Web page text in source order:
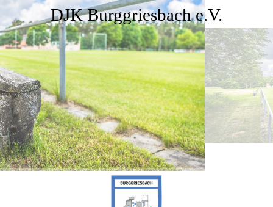
DJK Burggriesbach e.V.